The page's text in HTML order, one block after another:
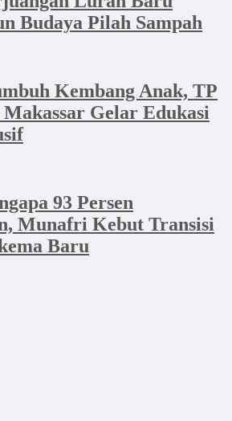
Budaya Pilah Sampah
Kembang Anak, TP
Gelar Edukasi
93 Persen
Munafri Kebut Transisi
Baru